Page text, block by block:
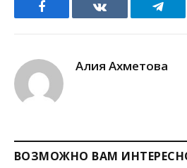
Facebook VKontakte
Алия Ахметова
ВОЗМОЖНО ВАМ